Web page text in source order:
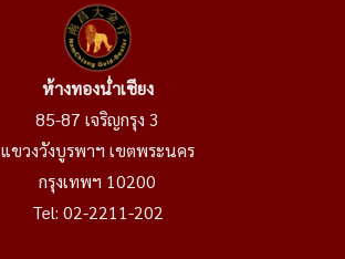
ห้างทองน่ำเชียง
85-87 เจริญกรุง 3
แขวงวังบูรพาฯ เขตพระนคร
กรุงเทพฯ 10200
Tel: 02-2211-202